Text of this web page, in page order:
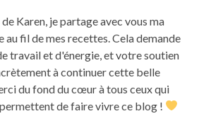
Karen, je partage avec vous ma
au fil de mes recettes. Cela demande
travail et d'énergie, et votre soutien
à continuer cette belle
du fond du cœur à tous ceux qui
de faire vivre ce blog !